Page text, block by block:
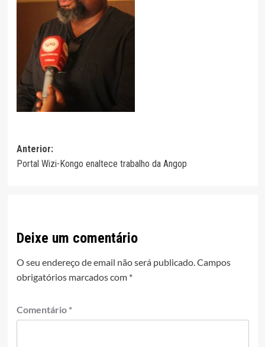
Navegação
de
Anterior:
Portal Wizi-Kongo enaltece trabalho da Angop
Deixe um comentário
O seu endereço de email não será publicado.Campos
obrigatórios marcados com *
Comentário *